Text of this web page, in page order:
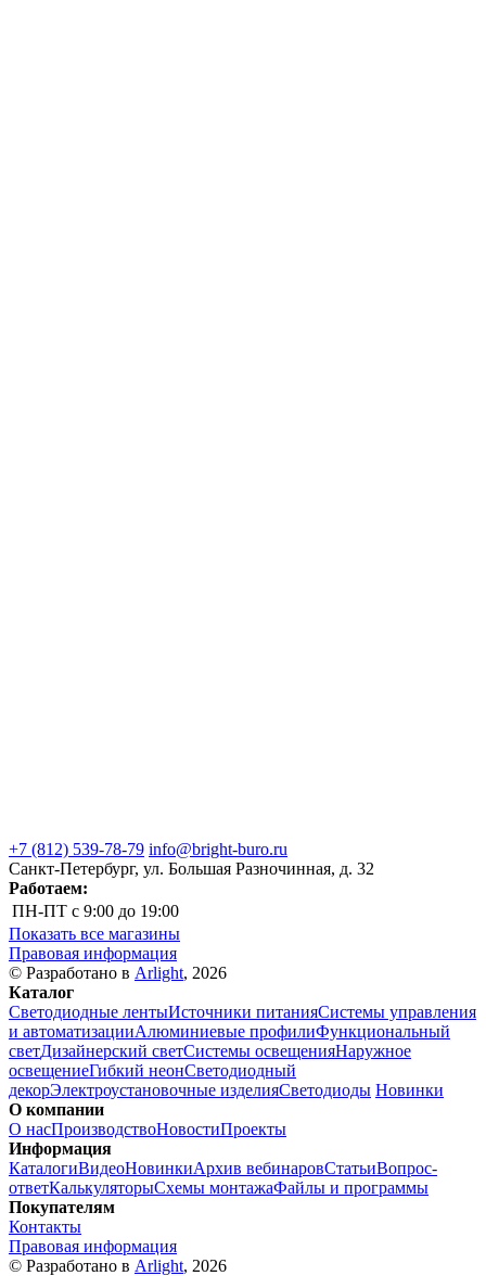
+7 (812) 539-78-79 info@bright-buro.ru
Санкт-Петербург, ул. Большая Разночинная, д. 32
Работаем:
ПН-ПТ с 9:00 до 19:00
Показать все магазины
Правовая информация
© Разработано в Arlight, 2026
Каталог
Светодиодные лентыИсточники питанияСистемы управления
и автоматизацииАлюминиевые профилиФункциональный
светДизайнерский светСистемы освещенияНаружное
освещениеГибкий неонСветодиодный
декорЭлектроустановочные изделияСветодиоды Новинки
О компании
О насПроизводствоНовостиПроекты
Информация
КаталогиВидеоНовинкиАрхив вебинаровСтатьиВопрос-
ответКалькуляторыСхемы монтажаФайлы и программы
Покупателям
Контакты
Правовая информация
© Разработано в Arlight, 2026